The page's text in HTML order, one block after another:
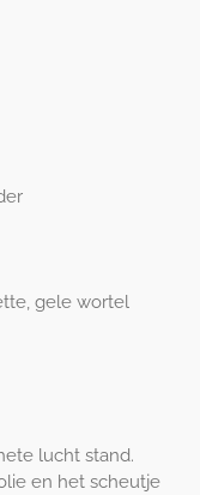
gele wortel
lucht stand.
en het scheutje